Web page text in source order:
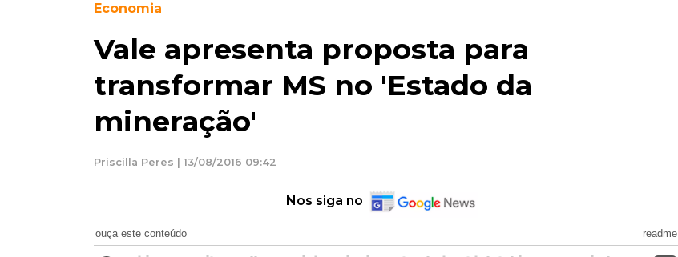
Economia
Vale apresenta proposta para
transformar MS no 'Estado da
mineração'
Priscilla Peres | 13/08/2016 09:42
Nos siga no
ouça este conteúdo readme